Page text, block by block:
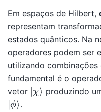
Em espaços de Hilbert,
representam
estados quânticos. Na
operadores podem ser
utilizando combinações
fundamental é o
vetor |χ ⟩ produzindo
|ϕ⟩ .